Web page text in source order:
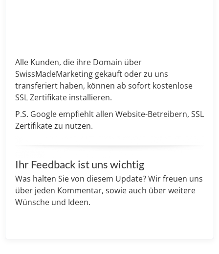
Alle Kunden, die ihre Domain über
SwissMadeMarketing gekauft oder zu uns
transferiert haben, können ab sofort kostenlose
SSL Zertifikate installieren.
P.S. Google empfiehlt allen Website-Betreibern, SSL
Zertifikate zu nutzen.
Ihr Feedback ist uns wichtig
Was halten Sie von diesem Update? Wir freuen uns
über jeden Kommentar, sowie auch über weitere
Wünsche und Ideen.